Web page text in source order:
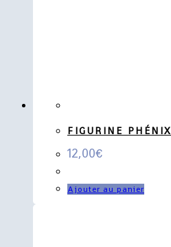
FIGURINE PHÉNIX
12,00€
Ajouter au panier